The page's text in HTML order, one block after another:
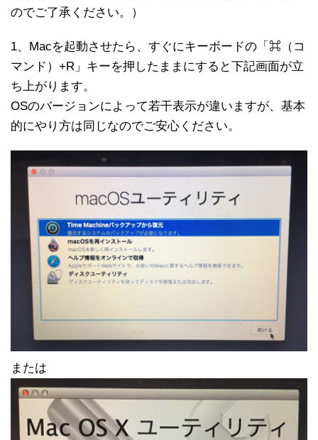
のでご了承ください。）
1、Macを起動させたら、すぐにキーボードの「 ⌘（コ
マンド）+R 」キーを押したままにすると下記画面が立
ち上がります。
OSのバージョンによって若干表示が違いますが、基本
的にやり方は同じなのでご安心ください。
または